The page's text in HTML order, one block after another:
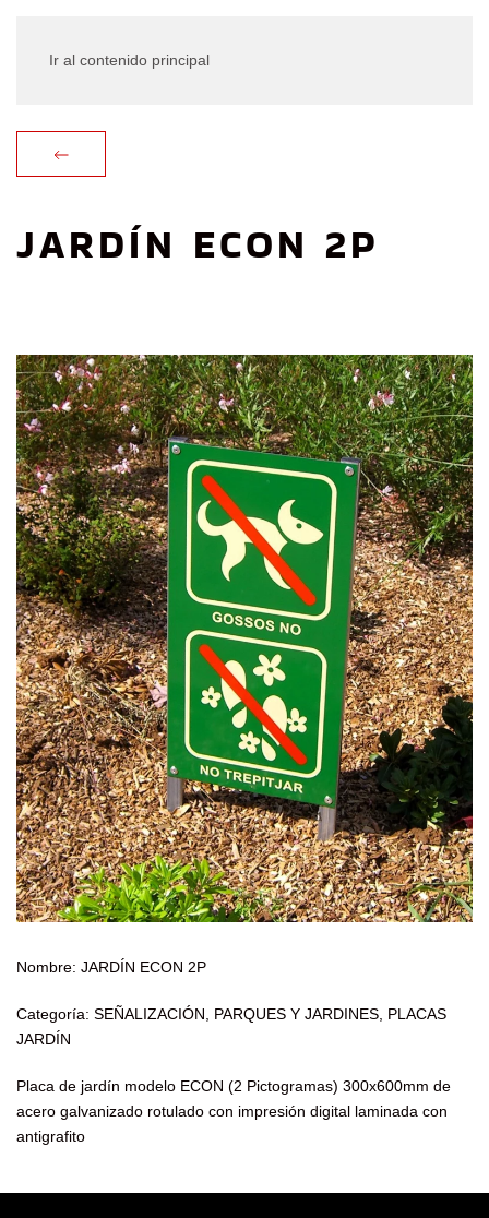
Ir al contenido principal
JARDÍN ECON 2P
Nombre: JARDÍN ECON 2P
Categoría: SEÑALIZACIÓN, PARQUES Y JARDINES, PLACAS
JARDÍN
Placa de jardín modelo ECON (2 Pictogramas) 300x600mm de
acero galvanizado rotulado con impresión digital laminada con
antigrafito